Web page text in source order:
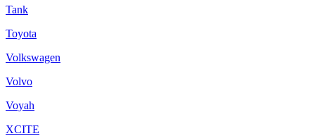
Tank
Toyota
Volkswagen
Volvo
Voyah
XCITE